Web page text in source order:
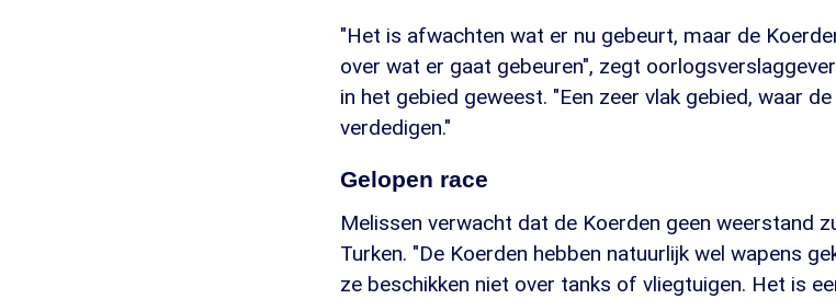
"Het is afwachten wat er nu gebeurt, maar de
over wat er gaat gebeuren", zegt
in het gebied geweest. "Een zeer vlak gebied, waar
verdedigen."
Gelopen race
Melissen verwacht dat de Koerden geen weerstand
Turken. "De Koerden hebben natuurlijk wel wapens
ze beschikken niet over tanks of vliegtuigen. Het is